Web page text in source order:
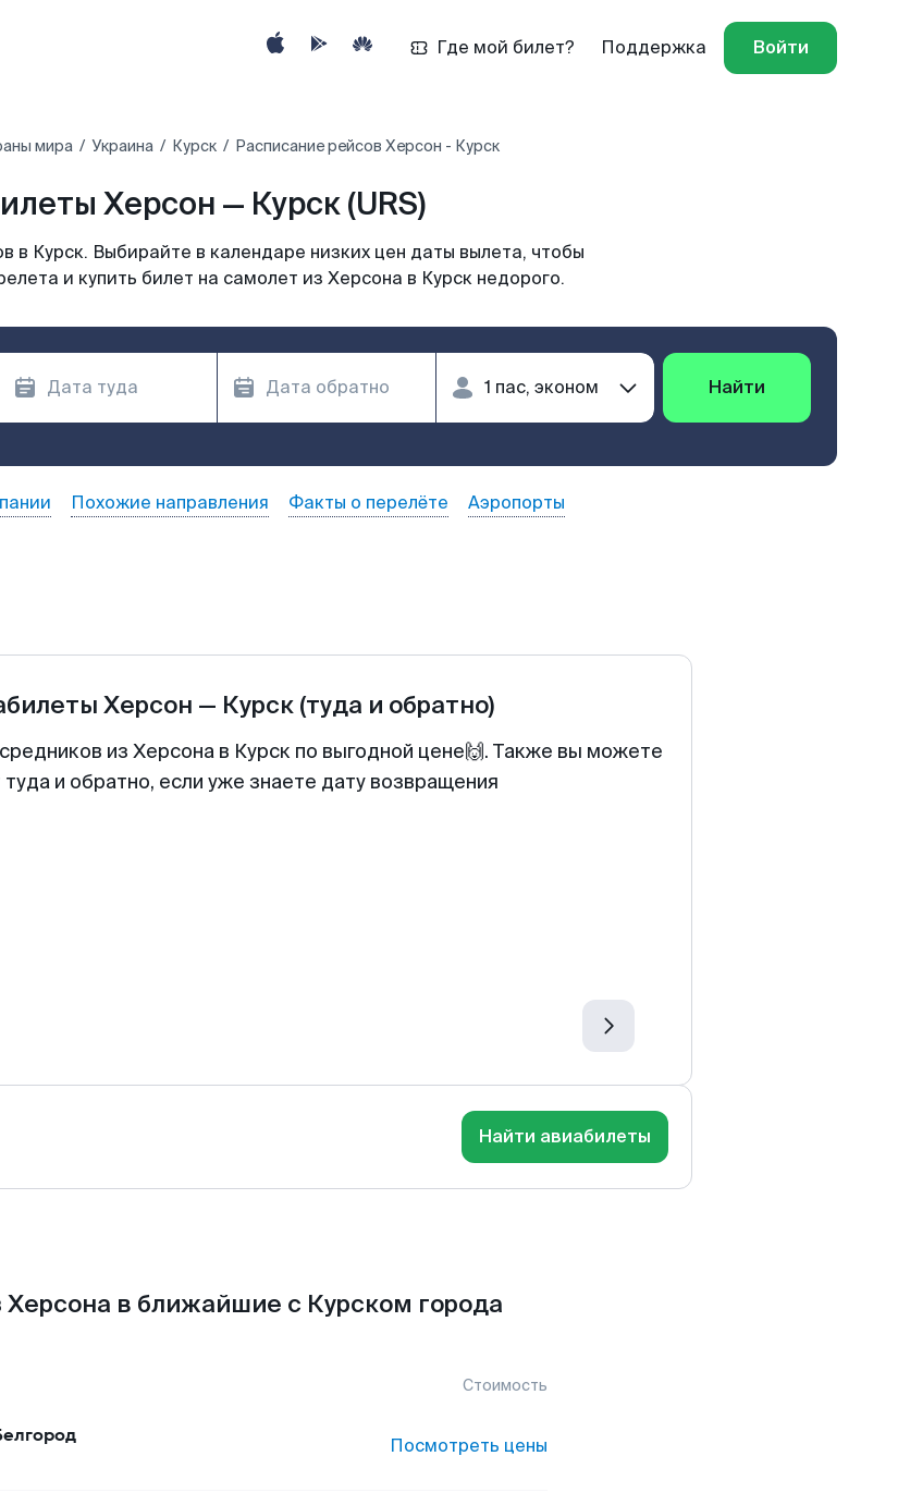
Где мой билет? Поддержка Войти
мира Украина Курск Расписание рейсов Херсон - Курск
Херсон — Курск (URS)
в Курск. Выбирайте в календаре низких цен даты вылета, чтобы
и купить билет на самолет из Херсона в Курск недорого.
Найти
Похожие направления Факты о перелёте Аэропорты
Херсон — Курск (туда и обратно)
из Херсона в Курск по выгодной цене🙌. Также вы можете
и обратно, если уже знаете дату возвращения
Найти авиабилеты
в ближайшие с Курском города
Стоимость
Посмотреть цены